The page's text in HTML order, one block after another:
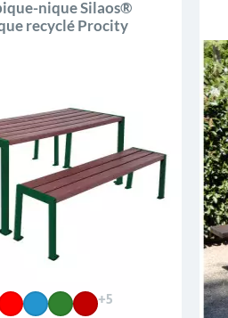
nique Silaos®
recyclé Procity
+5